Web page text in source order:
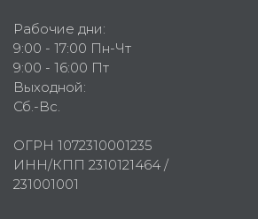
Рабочие дни:
9:00 - 17:00 Пн-Чт
9:00 - 16:00 Пт
Выходной:
Сб.-Вс.
ОГРН 1072310001235
ИНН/КПП 2310121464 /
231001001